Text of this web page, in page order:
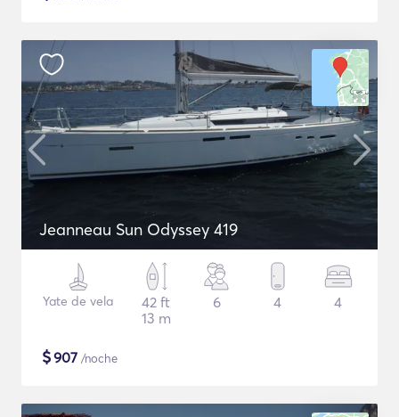
Jeanneau Sun Odyssey 419
Yate de vela
42 ft
13 m
6 4 4
$907 /noche